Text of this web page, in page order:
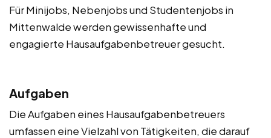
Für Minijobs, Nebenjobs und Studentenjobs in
Mittenwalde werden gewissenhafte und
engagierte Hausaufgabenbetreuer gesucht.
Aufgaben
Die Aufgaben eines Hausaufgabenbetreuers
umfassen eine Vielzahl von Tätigkeiten, die darauf